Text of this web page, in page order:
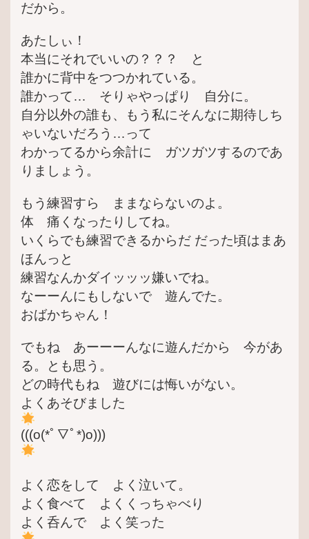
だから。
あたしぃ！
本当にそれでいいの？？？ と
誰かに背中をつつかれている。
誰かって… そりゃやっぱり 自分に。
自分以外の誰も、もう私にそんなに期待しち
ゃいないだろう…って
わかってるから余計に ガツガツするのであ
りましょう。
もう練習すら ままならないのよ。
体 痛くなったりしてね。
いくらでも練習できるからだ だった頃はまあ
ほんっと
練習なんかダイッッッ嫌いでね。
なーーんにもしないで 遊んでた。
おばかちゃん！
でもね あーーーんなに遊んだから 今があ
る。とも思う。
どの時代もね 遊びには悔いがない。
よくあそびました
(((o(*ﾟ▽ﾟ*)o)))
よく恋をして よく泣いて。
よく食べて よくくっちゃべり
よく呑んで よく笑った